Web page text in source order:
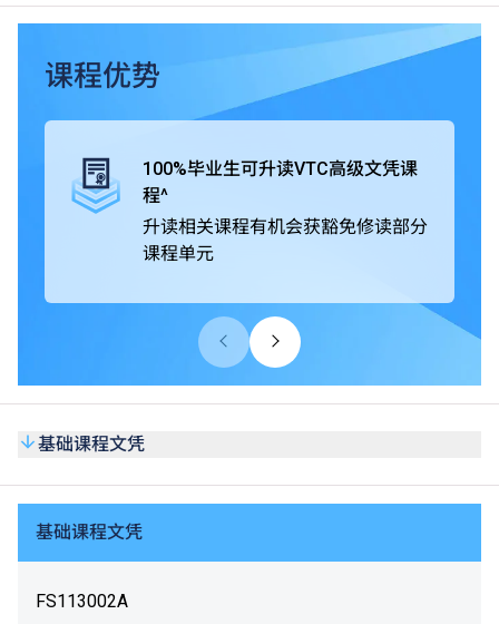
基础课程文凭一般修读期为一年，设计强调专业及通用技能
毕业生可直升VTC高级文凭课程，并有机会获豁免修读部分
课程单元。
此外，基础课程文凭获公务员事务局认可，在公务员聘任上
被视为等同具备香港中学文凭考试（HKDSE）五科（包括
中国语文和英国语文科目）第2级成绩。同学亦可考虑修读
选修单元「基础数学（三）」，以申请需具备等同HKDSE
职位。课程亦获多个专业团体认可，同学在达到个别课程的
要求后，可申请成为业界学会会员或获授予专业证书。
课程优势
100%毕业生可升读VTC高级文凭课
程^
升读相关课程有机会获豁免修读部分
课程单元
基础课程文凭
基础课程文凭
FS113002A